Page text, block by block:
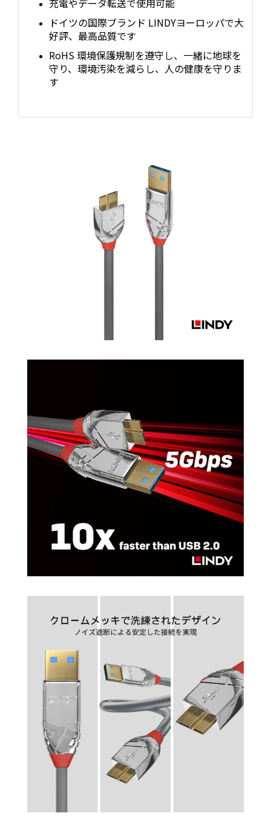
ドイツの国際ブランド LINDYヨーロッパで大
好評、最高品質です
RoHS 環境保護規制を遵守し、一緒に地球を
守り、環境汚染を減らし、人の健康を守りま
す